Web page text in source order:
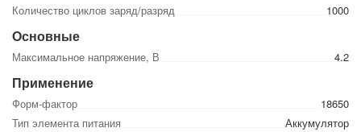
Количество циклов заряд/разряд
1000
Основные
Максимальное напряжение, В 4.2
Применение
Форм-фактор
18650
Тип элемента питания
Аккумулятор